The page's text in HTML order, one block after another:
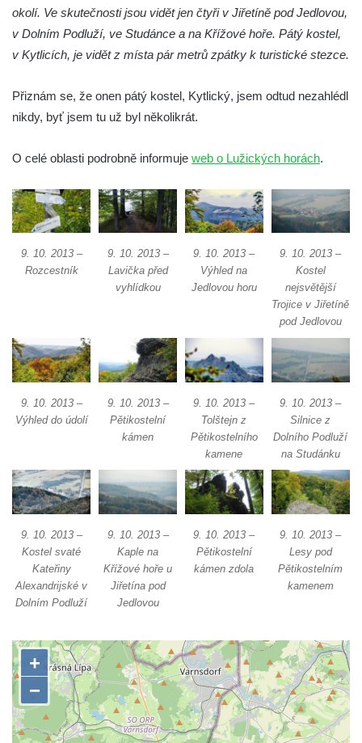
Kamenná ZOO – Velbloud
Kamenná ZOO – Kačenka
Vyhlídka Božanovský Špičák
Hradiště Hrádek u Libochovan (vyhlídka)
Papststein (Saské Švýcarsko)
Jeskyně Kuhstall a hrad Neuer Wildenstein
(Saské Švýcarsko)
Jeskyně Idagrotte (Saské Švýcarsko)
hřbitova ve skalách Nebeská říše u Ostrova
Skalní věž Doga v Tiských stěnách
Lavička Jiřího Kopeckého v Tiských
stěnách
Ledová stěna u Sýrového potoka v
Kyjovském údolí
Jeskyně víl v Kyjovském údolí
Vyhlídka nad přírodní rezervací Slunečná
stráň u Naučné stezky Pod Vysokým Ostrým
Vyhlídka nad Brnou na Naučné stezce Pod
Vysokým Ostrým
Stožec (Schöber)
Vyhlídka Liščí kazatelna (Fuchskanzel) u
okolí. Ve skutečnosti jsou vidět jen čtyři v Jiřetíně pod Jedlovou,
v Dolním Podluží, ve Studánce a na Křížové hoře. Pátý kostel,
v Kytlicích, je vidět z místa pár metrů zpátky k turistické stezce.
Přiznám se, že onen pátý kostel, Kytlický, jsem odtud nezahlédl
nikdy, byť jsem tu už byl několikrát.
O celé oblasti podrobně informuje web o Lužických horách.
9. 10. 2013 –
Rozcestník
9. 10. 2013 –
Lavička před
vyhlídkou
9. 10. 2013 –
Výhled na
Jedlovou horu
9. 10. 2013 –
Kostel
nejsvětější
Trojice v Jiřetíně
pod Jedlovou
9. 10. 2013 –
Výhled do údolí
9. 10. 2013 –
Pětikostelní
kámen
9. 10. 2013 –
Tolštejn z
Pětikostelního
kamene
9. 10. 2013 –
Silnice z
Dolního Podluží
na Studánku
9. 10. 2013 –
Kostel svaté
Kateřiny
Alexandrijské v
Dolním Podluží
9. 10. 2013 –
Kaple na
Křížové hoře u
Jiřetína pod
Jedlovou
9. 10. 2013 –
Pětikostelní
kámen zdola
9. 10. 2013 –
Lesy pod
Pětikostelním
kamenem